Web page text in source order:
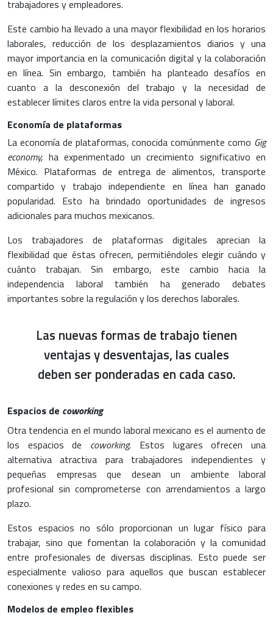
trabajadores y empleadores.
Este cambio ha llevado a una mayor flexibilidad en los horarios
laborales, reducción de los desplazamientos diarios y una
mayor importancia en la comunicación digital y la colaboración
en línea. Sin embargo, también ha planteado desafíos en
cuanto a la desconexión del trabajo y la necesidad de
establecer límites claros entre la vida personal y laboral.
Economía de plataformas
La economía de plataformas, conocida comúnmente como Gig
economy, ha experimentado un crecimiento significativo en
México. Plataformas de entrega de alimentos, transporte
compartido y trabajo independiente en línea han ganado
popularidad. Esto ha brindado oportunidades de ingresos
adicionales para muchos mexicanos.
Los trabajadores de plataformas digitales aprecian la
flexibilidad que éstas ofrecen, permitiéndoles elegir cuándo y
cuánto trabajan. Sin embargo, este cambio hacia la
independencia laboral también ha generado debates
importantes sobre la regulación y los derechos laborales.
Las nuevas formas de trabajo tienen
ventajas y desventajas, las cuales
deben ser ponderadas en cada caso.
Espacios de coworking
Otra tendencia en el mundo laboral mexicano es el aumento de
los espacios de coworking. Estos lugares ofrecen una
alternativa atractiva para trabajadores independientes y
pequeñas empresas que desean un ambiente laboral
profesional sin comprometerse con arrendamientos a largo
plazo.
Estos espacios no sólo proporcionan un lugar físico para
trabajar, sino que fomentan la colaboración y la comunidad
entre profesionales de diversas disciplinas. Esto puede ser
especialmente valioso para aquellos que buscan establecer
conexiones y redes en su campo.
Modelos de empleo flexibles